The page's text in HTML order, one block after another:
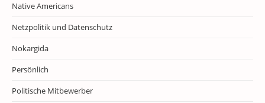
Native Americans
Netzpolitik und Datenschutz
Nokargida
Persönlich
Politische Mitbewerber